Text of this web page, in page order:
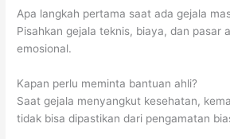
Apa langkah pertama saat ada gejala
Pisahkan gejala teknis, biaya, dan pasar
emosional.
Kapan perlu meminta bantuan ahli?
Saat gejala menyangkut kesehatan,
tidak bisa dipastikan dari pengamatan